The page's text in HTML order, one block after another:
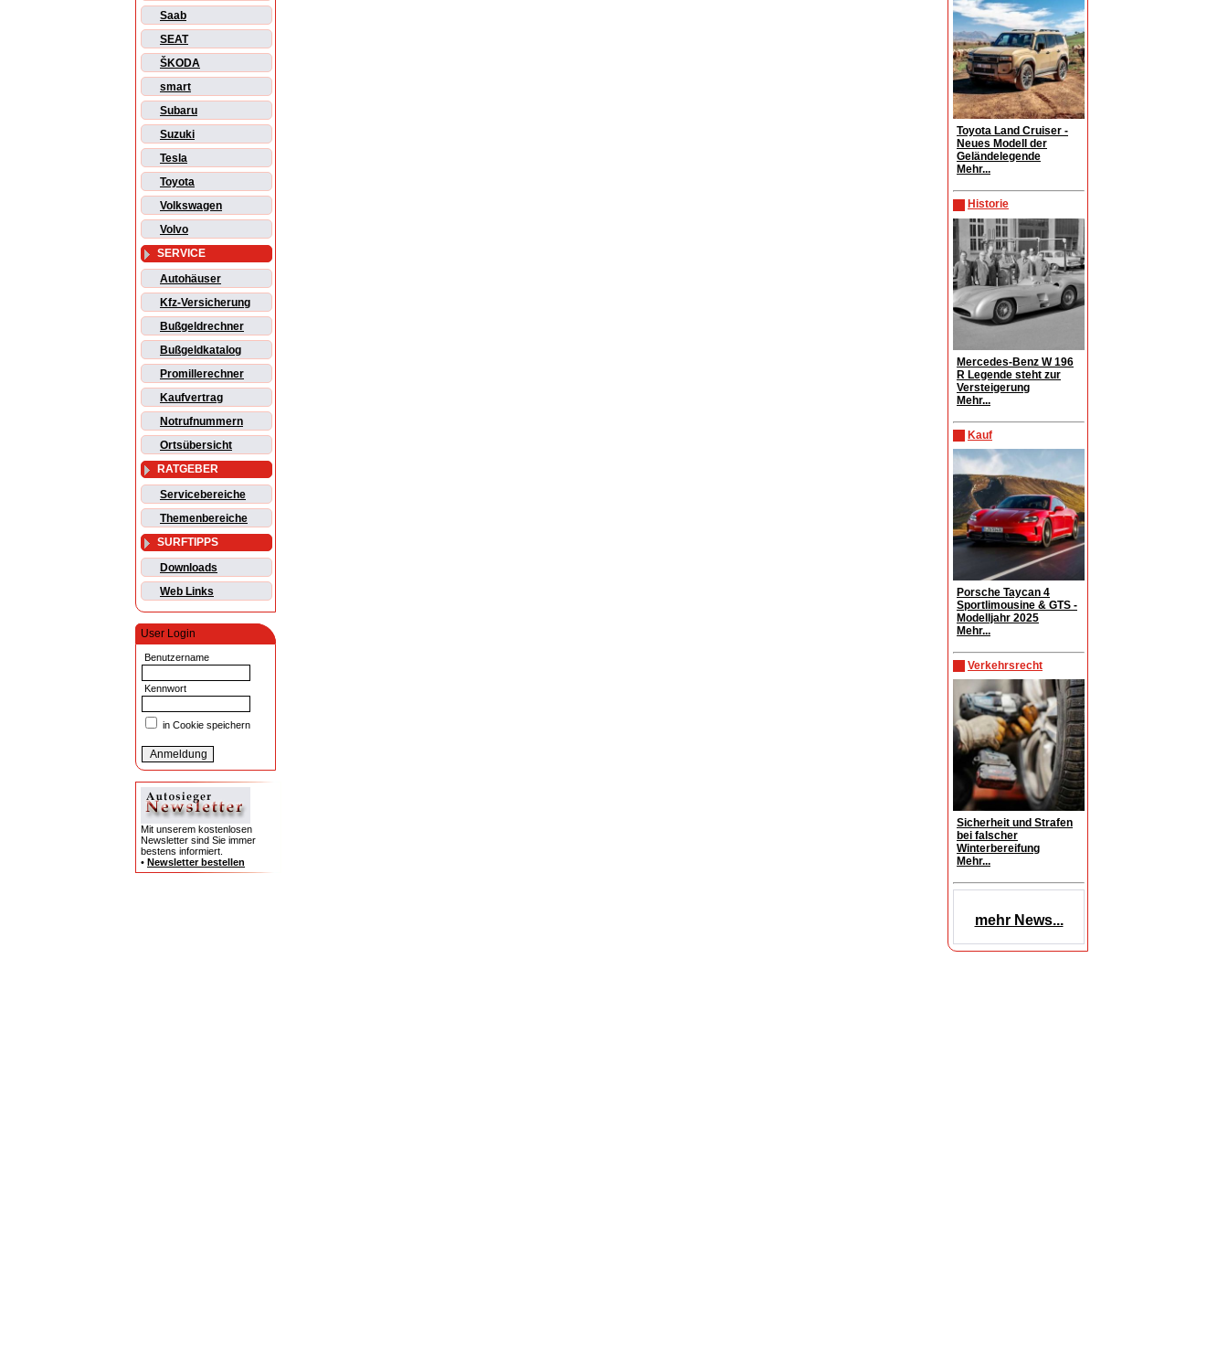
Saab
SEAT
ŠKODA
smart
Subaru
Suzuki
Tesla
Toyota
Volkswagen
Volvo
SERVICE
Autohäuser
Kfz-Versicherung
Bußgeldrechner
Bußgeldkatalog
Promillerechner
Kaufvertrag
Notrufnummern
Ortsübersicht
RATGEBER
Servicebereiche
Themenbereiche
SURFTIPPS
Downloads
Web Links
User Login
Benutzername
Kennwort
in Cookie speichern
Mit unserem kostenlosen
Newsletter sind Sie immer
bestens informiert.
• Newsletter bestellen
Toyota Land Cruiser -
Neues Modell der
Geländelegende
Mehr...
Historie
Mercedes-Benz W 196
R Legende steht zur
Versteigerung
Mehr...
Kauf
Porsche Taycan 4
Sportlimousine & GTS -
Modelljahr 2025
Mehr...
Verkehrsrecht
Sicherheit und Strafen
bei falscher
Winterbereifung
Mehr...
mehr News...